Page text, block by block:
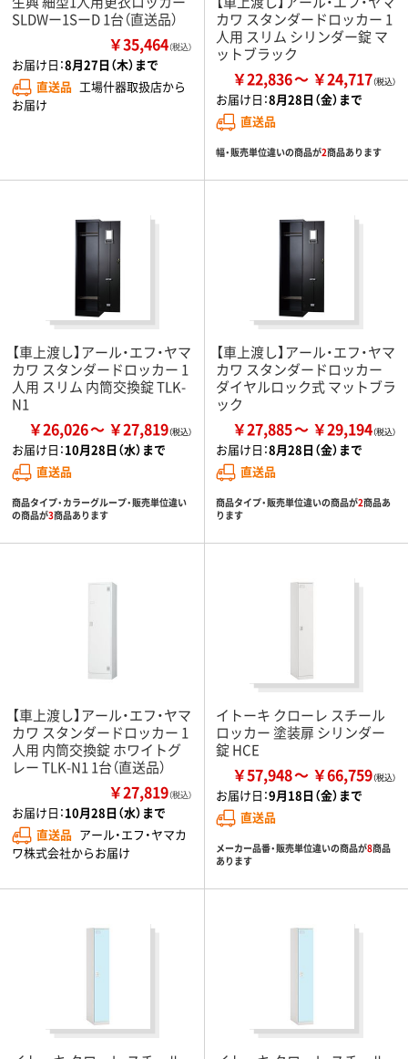
SLDWー1SーD 1台（直送品）
￥35,464（税込）
お届け日：8月27日（木）まで
直送品 工場什器取扱店から
お届け
カワ スタンダードロッカー 1
人用 スリム シリンダー錠 マ
ットブラック
￥22,836 ￥24,717
お届け日：8月28日（金）まで
直送品
幅・販売単位違いの商品が2商品あります
【車上渡し】アール・エフ・ヤマ
カワ スタンダードロッカー 1
人用 スリム 内筒交換錠 TLK-
N1
￥26,026 ￥27,819
お届け日：10月28日（水）まで
直送品
商品タイプ・カラーグループ・販売単位違い
の商品が3商品あります
【車上渡し】アール・エフ・ヤマ
カワ スタンダードロッカー
ダイヤルロック式 マットブラ
ック
￥27,885 ￥29,194
お届け日：8月28日（金）まで
直送品
商品タイプ・販売単位違いの商品が2商品あ
ります
【車上渡し】アール・エフ・ヤマ
カワ スタンダードロッカー 1
人用 内筒交換錠 ホワイトグ
レー TLK-N1 1台（直送品）
￥27,819（税込）
お届け日：10月28日（水）まで
直送品 アール・エフ・ヤマカ
ワ株式会社からお届け
イトーキ クローレ スチール
ロッカー 塗装扉 シリンダー
錠 HCE
￥57,948 ￥66,759
お届け日：9月18日（金）まで
直送品
メーカー品番・販売単位違いの商品が8商品
あります